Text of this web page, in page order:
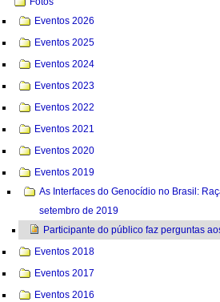
Eventos 2026
Eventos 2025
Eventos 2024
Eventos 2023
Eventos 2022
Eventos 2021
Eventos 2020
Eventos 2019
As Interfaces do Genocídio no Brasil:
setembro de 2019
Participante do público faz perguntas
Eventos 2018
Eventos 2017
Eventos 2016